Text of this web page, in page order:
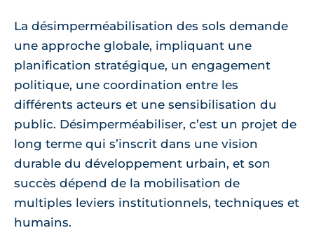
La désimperméabilisation des sols demande
une approche globale, impliquant une
planification stratégique, un engagement
politique, une coordination entre les
différents acteurs et une sensibilisation du
public. Désimperméabiliser, c’est un projet de
long terme qui s’inscrit dans une vision
durable du développement urbain, et son
succès dépend de la mobilisation de
multiples leviers institutionnels, techniques et
humains.